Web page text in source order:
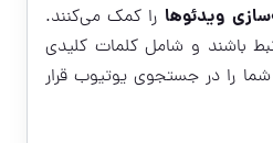
ویدئوها را کمک می‌کنند.
باشند و شامل کلمات کلیدی
را در جستجوی یوتیوب قرار